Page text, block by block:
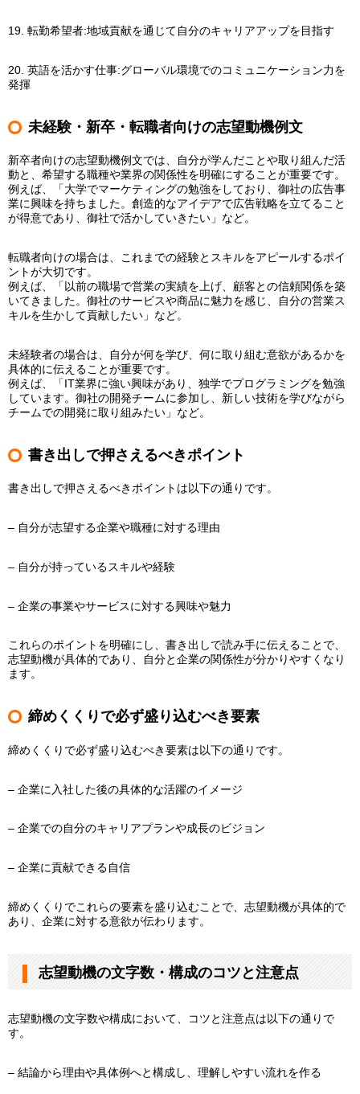
19. 転勤希望者:地域貢献を通じて自分のキャリアアップを目指す
20. 英語を活かす仕事:グローバル環境でのコミュニケーション力を
発揮
未経験・新卒・転職者向けの志望動機例文
新卒者向けの志望動機例文では、自分が学んだことや取り組んだ活
動と、希望する職種や業界の関係性を明確にすることが重要です。
例えば、「大学でマーケティングの勉強をしており、御社の広告事
業に興味を持ちました。創造的なアイデアで広告戦略を立てること
が得意であり、御社で活かしていきたい」など。
転職者向けの場合は、これまでの経験とスキルをアピールするポイ
ントが大切です。
例えば、「以前の職場で営業の実績を上げ、顧客との信頼関係を築
いてきました。御社のサービスや商品に魅力を感じ、自分の営業ス
キルを生かして貢献したい」など。
未経験者の場合は、自分が何を学び、何に取り組む意欲があるかを
具体的に伝えることが重要です。
例えば、「IT業界に強い興味があり、独学でプログラミングを勉強
しています。御社の開発チームに参加し、新しい技術を学びながら
チームでの開発に取り組みたい」など。
書き出しで押さえるべきポイント
書き出しで押さえるべきポイントは以下の通りです。
– 自分が志望する企業や職種に対する理由
– 自分が持っているスキルや経験
– 企業の事業やサービスに対する興味や魅力
これらのポイントを明確にし、書き出しで読み手に伝えることで、
志望動機が具体的であり、自分と企業の関係性が分かりやすくなり
ます。
締めくくりで必ず盛り込むべき要素
締めくくりで必ず盛り込むべき要素は以下の通りです。
– 企業に入社した後の具体的な活躍のイメージ
– 企業での自分のキャリアプランや成長のビジョン
– 企業に貢献できる自信
締めくくりでこれらの要素を盛り込むことで、志望動機が具体的で
あり、企業に対する意欲が伝わります。
志望動機の文字数・構成のコツと注意点
志望動機の文字数や構成において、コツと注意点は以下の通りで
す。
– 結論から理由や具体例へと構成し、理解しやすい流れを作る